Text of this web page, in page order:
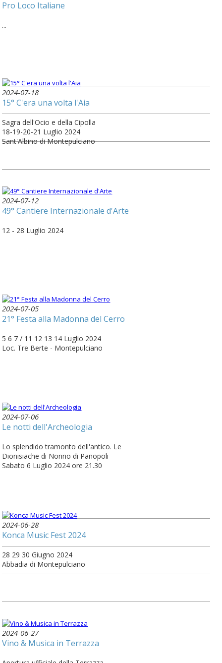
Pro Loco Italiane
...
2024-07-18
15° C'era una volta l'Aia
Sagra dell'Ocio e della Cipolla
18-19-20-21 Luglio 2024
Sant'Albino di Montepulciano
2024-07-12
49° Cantiere Internazionale d'Arte
12 - 28 Luglio 2024
2024-07-05
21° Festa alla Madonna del Cerro
5 6 7 / 11 12 13 14 Luglio 2024
Loc. Tre Berte - Montepulciano
2024-07-06
Le notti dell'Archeologia
Lo splendido tramonto dell'antico. Le
Dionisiache di Nonno di Panopoli
Sabato 6 Luglio 2024 ore 21.30
2024-06-28
Konca Music Fest 2024
28 29 30 Giugno 2024
Abbadia di Montepulciano
2024-06-27
Vino & Musica in Terrazza